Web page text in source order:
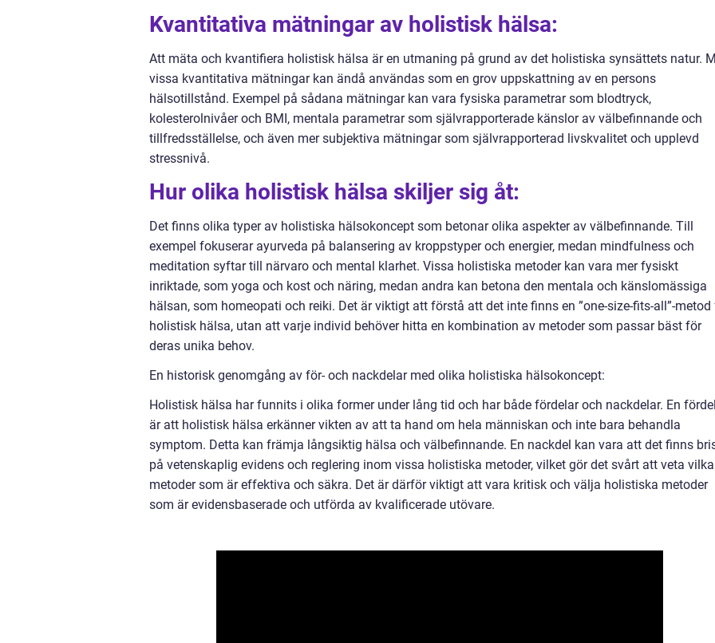
Kvantitativa mätningar av holistisk hälsa:
Att mäta och kvantifiera holistisk hälsa är en utmaning på grund av det holistiska synsättets natur.
vissa kvantitativa mätningar kan ändå användas som en grov uppskattning av en persons
hälsotillstånd. Exempel på sådana mätningar kan vara fysiska parametrar som blodtryck,
kolesterolnivåer och BMI, mentala parametrar som självrapporterade känslor av välbefinnande och
tillfredsställelse, och även mer subjektiva mätningar som självrapporterad livskvalitet och upplevd
stressnivå.
Hur olika holistisk hälsa skiljer sig åt:
Det finns olika typer av holistiska hälsokoncept som betonar olika aspekter av välbefinnande. Till
exempel fokuserar ayurveda på balansering av kroppstyper och energier, medan mindfulness och
meditation syftar till närvaro och mental klarhet. Vissa holistiska metoder kan vara mer fysiskt
inriktade, som yoga och kost och näring, medan andra kan betona den mentala och känslomässiga
hälsan, som homeopati och reiki. Det är viktigt att förstå att det inte finns en ”one-size-fits-all”-metod
holistisk hälsa, utan att varje individ behöver hitta en kombination av metoder som passar bäst för
deras unika behov.
En historisk genomgång av för- och nackdelar med olika holistiska hälsokoncept:
Holistisk hälsa har funnits i olika former under lång tid och har både fördelar och nackdelar. En
är att holistisk hälsa erkänner vikten av att ta hand om hela människan och inte bara behandla
symptom. Detta kan främja långsiktig hälsa och välbefinnande. En nackdel kan vara att det finns
på vetenskaplig evidens och reglering inom vissa holistiska metoder, vilket gör det svårt att veta vilka
metoder som är effektiva och säkra. Det är därför viktigt att vara kritisk och välja holistiska metoder
som är evidensbaserade och utförda av kvalificerade utövare.